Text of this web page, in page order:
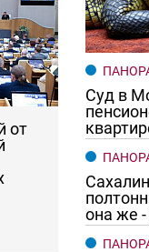
от
Суд в
она же